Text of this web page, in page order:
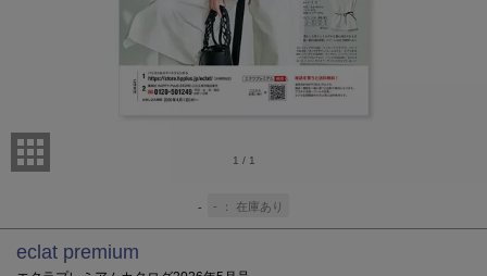
1 / 1
- - 在庫あり
eclat premium